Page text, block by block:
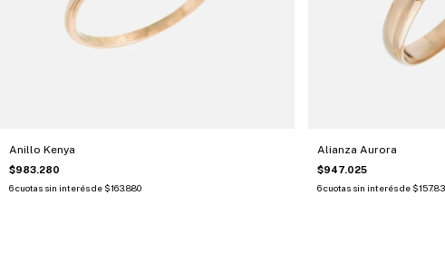
Anillo Kenya
$983.280
6cuotas sin interés de $163.880
Alianza Aurora
$947.025
6cuotas sin interés de